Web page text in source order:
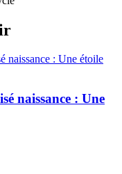
naissance : Une